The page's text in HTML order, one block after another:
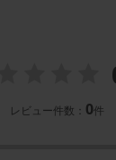
レビュー件数： 0件